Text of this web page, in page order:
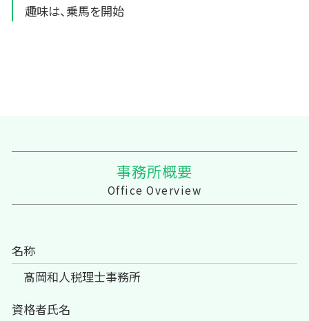
趣味は、乗馬を開始
事務所概要
Office Overview
名称
髙岡和人税理士事務所
資格者氏名